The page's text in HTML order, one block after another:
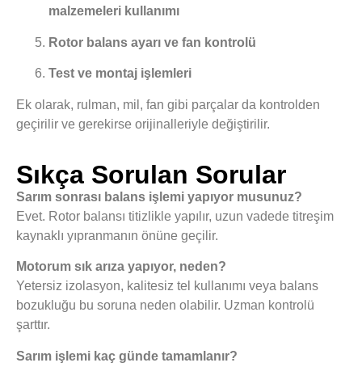
malzemeleri kullanımı
Rotor balans ayarı ve fan kontrolü
Test ve montaj işlemleri
Ek olarak, rulman, mil, fan gibi parçalar da kontrolden
geçirilir ve gerekirse orijinalleriyle değiştirilir.
Sıkça Sorulan Sorular
Sarım sonrası balans işlemi yapıyor musunuz?
Evet. Rotor balansı titizlikle yapılır, uzun vadede titreşim
kaynaklı yıpranmanın önüne geçilir.
Motorum sık arıza yapıyor, neden?
Yetersiz izolasyon, kalitesiz tel kullanımı veya balans
bozukluğu bu soruna neden olabilir. Uzman kontrolü
şarttır.
Sarım işlemi kaç günde tamamlanır?